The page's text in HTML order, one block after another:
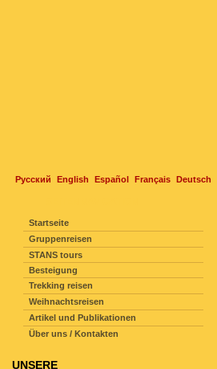
Русский English Español Français Deutsch
Startseite
Gruppenreisen
STANS tours
Besteigung
Trekking reisen
Weihnachtsreisen
Artikel und Publikationen
Über uns / Kontakten
UNSERE